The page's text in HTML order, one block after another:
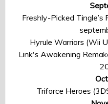
Freshly-Picked Tingle’s
Hyrule Warriors (Wii
Link's Awakening
Triforce Heroes